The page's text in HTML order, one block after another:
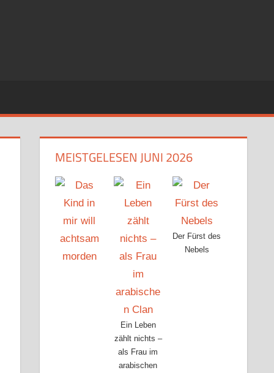
MEISTGELESEN JUNI 2026
Ein Leben
zählt nichts –
als Frau im
arabischen
Der Fürst des
Nebels